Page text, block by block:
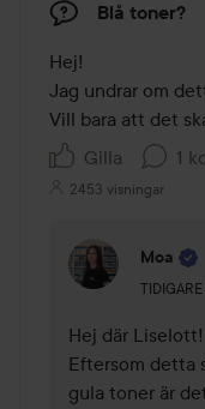
Blå toner?
Hej!
Jag undrar om
Vill bara att det
Gilla
1
2453 visningar
Moa
Hej där Liselott!
Eftersom detta
gula toner är